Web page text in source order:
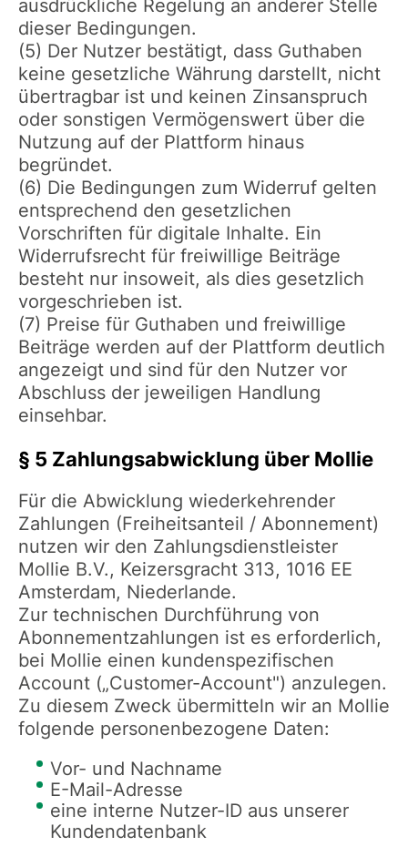
ausdrückliche Regelung an anderer Stelle
dieser Bedingungen.
(5) Der Nutzer bestätigt, dass Guthaben
keine gesetzliche Währung darstellt, nicht
übertragbar ist und keinen Zinsanspruch
oder sonstigen Vermögenswert über die
Nutzung auf der Plattform hinaus
begründet.
(6) Die Bedingungen zum Widerruf gelten
entsprechend den gesetzlichen
Vorschriften für digitale Inhalte. Ein
Widerrufsrecht für freiwillige Beiträge
besteht nur insoweit, als dies gesetzlich
vorgeschrieben ist.
(7) Preise für Guthaben und freiwillige
Beiträge werden auf der Plattform deutlich
angezeigt und sind für den Nutzer vor
Abschluss der jeweiligen Handlung
einsehbar.
§ 5 Zahlungsabwicklung über Mollie
Für die Abwicklung wiederkehrender
Zahlungen (Freiheitsanteil / Abonnement)
nutzen wir den Zahlungsdienstleister
Mollie B.V., Keizersgracht 313, 1016 EE
Amsterdam, Niederlande.
Zur technischen Durchführung von
Abonnementzahlungen ist es erforderlich,
bei Mollie einen kundenspezifischen
Account („Customer-Account") anzulegen.
Zu diesem Zweck übermitteln wir an Mollie
folgende personenbezogene Daten:
Vor- und Nachname
E-Mail-Adresse
eine interne Nutzer-ID aus unserer
Kundendatenbank